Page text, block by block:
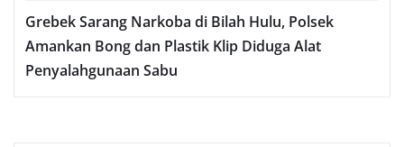
Grebek Sarang Narkoba di Bilah Hulu, Polsek
Amankan Bong dan Plastik Klip Diduga Alat
Penyalahgunaan Sabu